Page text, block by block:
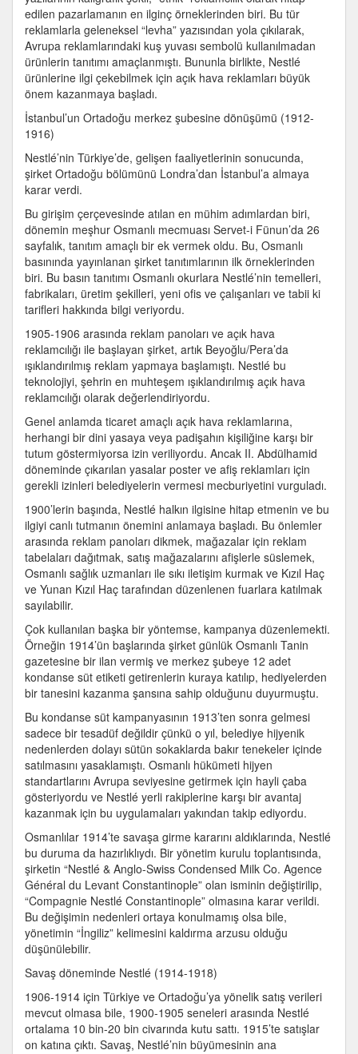
edilen pazarlamanın en ilginç örneklerinden biri. Bu tür
reklamlarla geleneksel “levha” yazısından yola çıkılarak,
Avrupa reklamlarındaki kuş yuvası sembolü kullanılmadan
ürünlerin tanıtımı amaçlanmıştı. Bununla birlikte, Nestlé
ürünlerine ilgi çekebilmek için açık hava reklamları büyük
önem kazanmaya başladı.
İstanbul’un Ortadoğu merkez şubesine dönüşümü (1912-
1916)
Nestlé’nin Türkiye’de, gelişen faaliyetlerinin sonucunda,
şirket Ortadoğu bölümünü Londra’dan İstanbul’a almaya
karar verdi.
Bu girişim çerçevesinde atılan en mühim adımlardan biri,
dönemin meşhur Osmanlı mecmuası Servet-i Fünun’da 26
sayfalık, tanıtım amaçlı bir ek vermek oldu. Bu, Osmanlı
basınında yayınlanan şirket tanıtımlarının ilk örneklerinden
biri. Bu basın tanıtımı Osmanlı okurlara Nestlé’nin temelleri,
fabrikaları, üretim şekilleri, yeni ofis ve çalışanları ve tabii ki
tarifleri hakkında bilgi veriyordu.
1905-1906 arasında reklam panoları ve açık hava
reklamcılığı ile başlayan şirket, artık Beyoğlu/Pera’da
ışıklandırılmış reklam yapmaya başlamıştı. Nestlé bu
teknolojiyi, şehrin en muhteşem ışıklandırılmış açık hava
reklamcılığı olarak değerlendiriyordu.
Genel anlamda ticaret amaçlı açık hava reklamlarına,
herhangi bir dini yasaya veya padişahın kişiliğine karşı bir
tutum göstermiyorsa izin veriliyordu. Ancak II. Abdülhamid
döneminde çıkarılan yasalar poster ve afiş reklamları için
gerekli izinleri belediyelerin vermesi mecburiyetini vurguladı.
1900’lerin başında, Nestlé halkın ilgisine hitap etmenin ve bu
ilgiyi canlı tutmanın önemini anlamaya başladı. Bu önlemler
arasında reklam panoları dikmek, mağazalar için reklam
tabelaları dağıtmak, satış mağazalarını afişlerle süslemek,
Osmanlı sağlık uzmanları ile sıkı iletişim kurmak ve Kızıl Haç
ve Yunan Kızıl Haç tarafından düzenlenen fuarlara katılmak
sayılabilir.
Çok kullanılan başka bir yöntemse, kampanya düzenlemekti.
Örneğin 1914’ün başlarında şirket günlük Osmanlı Tanin
gazetesine bir ilan vermiş ve merkez şubeye 12 adet
kondanse süt etiketi getirenlerin kuraya katılıp, hediyelerden
bir tanesini kazanma şansına sahip olduğunu duyurmuştu.
Bu kondanse süt kampanyasının 1913’ten sonra gelmesi
sadece bir tesadüf değildir çünkü o yıl, belediye hijyenik
nedenlerden dolayı sütün sokaklarda bakır tenekeler içinde
satılmasını yasaklamıştı. Osmanlı hükümeti hijyen
standartlarını Avrupa seviyesine getirmek için hayli çaba
gösteriyordu ve Nestlé yerli rakiplerine karşı bir avantaj
kazanmak için bu uygulamaları yakından takip ediyordu.
Osmanlılar 1914’te savaşa girme kararını aldıklarında, Nestlé
bu duruma da hazırlıklıydı. Bir yönetim kurulu toplantısında,
şirketin “Nestlé & Anglo-Swiss Condensed Milk Co. Agence
Général du Levant Constantinople” olan isminin değiştirilip,
“Compagnie Nestlé Constantinople” olmasına karar verildi.
Bu değişimin nedenleri ortaya konulmamış olsa bile,
yönetimin “İngiliz” kelimesini kaldırma arzusu olduğu
düşünülebilir.
Savaş döneminde Nestlé (1914-1918)
1906-1914 için Türkiye ve Ortadoğu’ya yönelik satış verileri
mevcut olmasa bile, 1900-1905 seneleri arasında Nestlé
ortalama 10 bin-20 bin civarında kutu sattı. 1915’te satışlar
on katına çıktı. Savaş, Nestlé’nin büyümesinin ana